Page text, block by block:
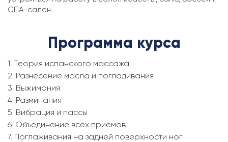
СПА-салон
Программа курса
1. Теория испанского массажа
2. Разнесение масла и погладивания
3. Выжимания
4. Разминания
5. Вибрация и пассы
6. Объединение всех приемов
7. Поглаживания на задней поверхности ног